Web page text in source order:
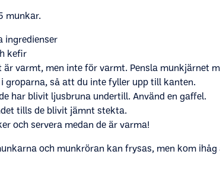
munkar.
ingredienser
kefir
varmt, men inte för varmt. Pensla munkjärnet
groparna, så att du inte fyller upp till kanten.
har blivit ljusbruna undertill. Använd en gaffel.
tills de blivit jämnt stekta.
och servera medan de är varma!
och munkröran kan frysas, men kom